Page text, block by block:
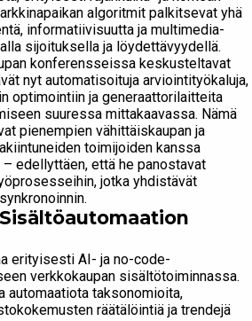
algoritmit palkitsevat yhä
informatiivisuutta ja multimedia-
sijoituksella ja löydettävyydellä.
konferensseissa keskusteltavat
nyt automatisoituja arviointityökaluja,
optimointiin ja generaattorilaitteita
suuressa mittakaavassa. Nämä
pienempien vähittäiskaupan ja
toimijoiden kanssa
edellyttäen, että he panostavat
jotka yhdistävät
erityisesti AI- ja no-code-
verkkokaupan sisältötoiminnassa.
automaatiota taksonomioita,
räätälöintiä ja trendejä